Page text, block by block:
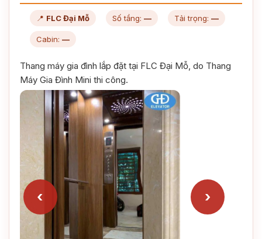
📍 FLC Đại Mỗ Số tầng: — Tải trọng: —
Cabin: —
Thang máy gia đình lắp đặt tại FLC Đại Mỗ, do Thang
Máy Gia Đình Mini thi công.
‹ ›